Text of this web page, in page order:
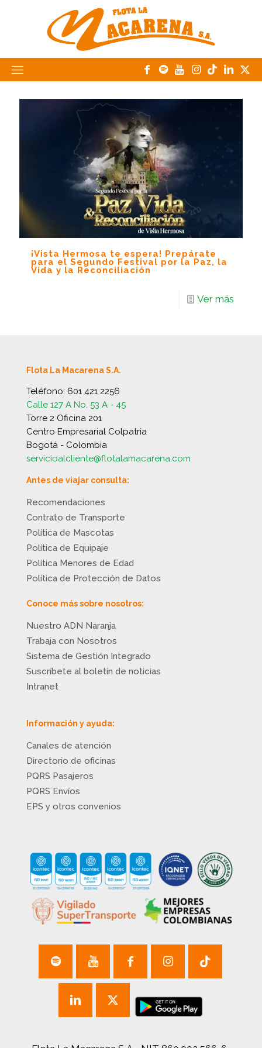
¡Vista Hermosa te espera! Prepárate
para el Segundo Festival por la Paz, la
Vida y la Reconciliación
Ver más
Flota La Macarena S.A.
Teléfono: 601 421 2256
Calle 127 A No. 53 A - 45
Torre 2 Oficina 201
Centro Empresarial Colpatria
Bogotá - Colombia
servicioalcliente@flotalamacarena.com
Antes de viajar consulta:
Recomendaciones
Contrato de Transporte
Política de Mascotas
Política de Equipaje
Política Menores de Edad
Política de Protección de Datos
Conoce más sobre nosotros:
Nuestro ADN Naranja
Trabaja con Nosotros
Sistema de Gestión Integrado
Suscríbete al boletín de noticias
Intranet
Información y ayuda:
Canales de atención
Directorio de oficinas
PQRS Pasajeros
PQRS Envíos
EPS y otros convenios